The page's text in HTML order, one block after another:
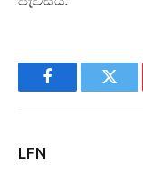
Facebook
LFN